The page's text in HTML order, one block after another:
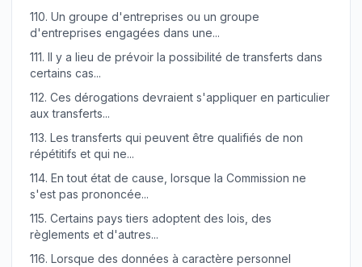
110. Un groupe d'entreprises ou un groupe
d'entreprises engagées dans une...
111. Il y a lieu de prévoir la possibilité de transferts dans
certains cas...
112. Ces dérogations devraient s'appliquer en particulier
aux transferts...
113. Les transferts qui peuvent être qualifiés de non
répétitifs et qui ne...
114. En tout état de cause, lorsque la Commission ne
s'est pas prononcée...
115. Certains pays tiers adoptent des lois, des
règlements et d'autres...
116. Lorsque des données à caractère personnel